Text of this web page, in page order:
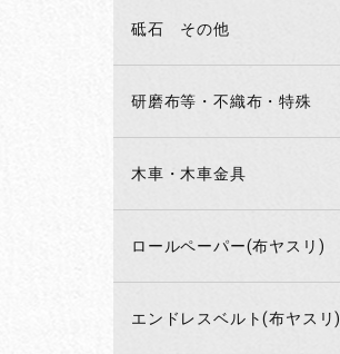
砥石 その他
研磨布等・不織布・特殊
木車・木車金具
ロールペーパー(布ヤスリ)
エンドレスベルト(布ヤスリ)